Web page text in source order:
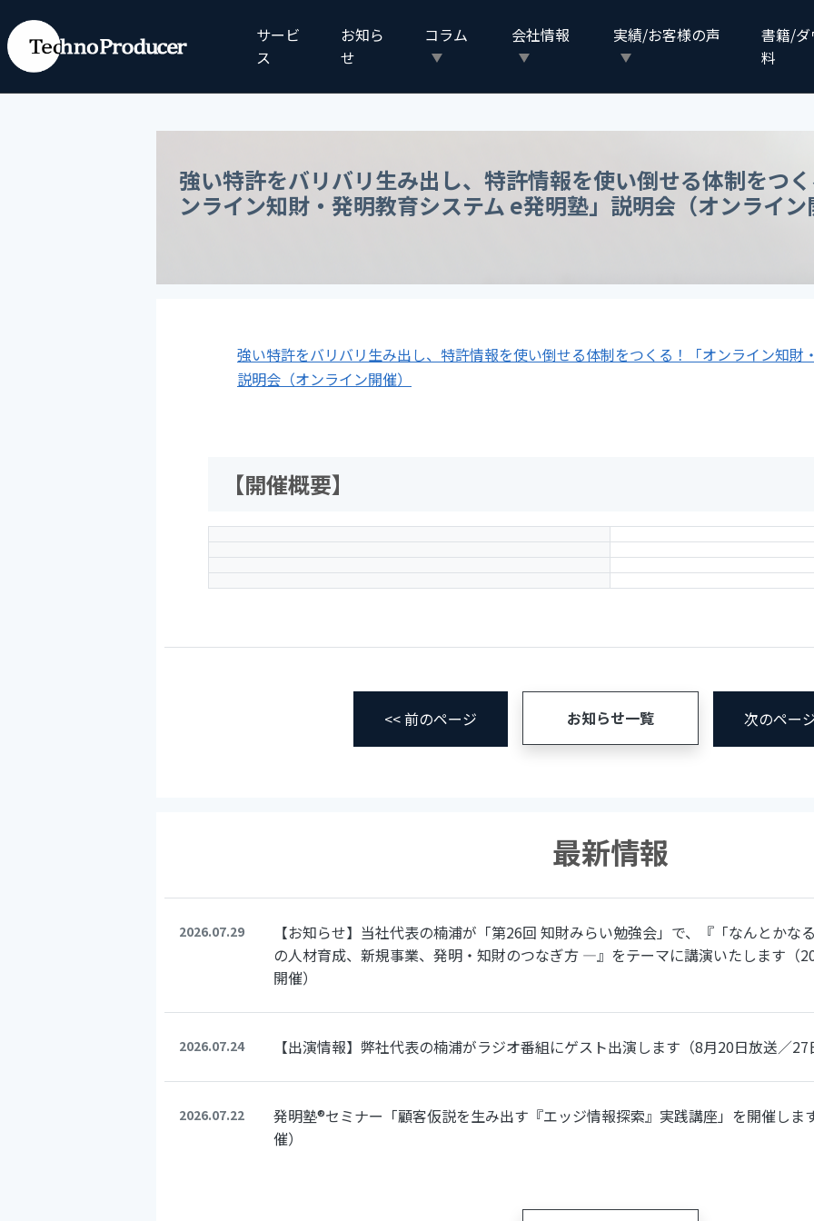
サービ
ス
お知ら
せ
コラム 会社情報 実績/お客様の声
書籍/
料
強い特許をバリバリ生み出し、特許情報を使い倒せる体制をつ
ンライン知財・発明教育システム e発明塾」説明会（オンライ
強い特許をバリバリ生み出し、特許情報を使い倒せる体制をつくる！「オンライン知財
説明会（オンライン開催）
【開催概要】
<< 前のページ お知らせ一覧 次のペー
最新情報
2026.07.29
【お知らせ】当社代表の楠浦が「第26回 知財みらい勉強会」で、『「なんとか
の人材育成、新規事業、発明・知財のつなぎ方 ―』をテーマに講演いたします（
開催）
2026.07.24 【出演情報】弊社代表の楠浦がラジオ番組にゲスト出演します（8月20日放送／
2026.07.22
発明塾®セミナー「顧客仮説を生み出す『エッジ情報探索』実践講座」を開催し
催）